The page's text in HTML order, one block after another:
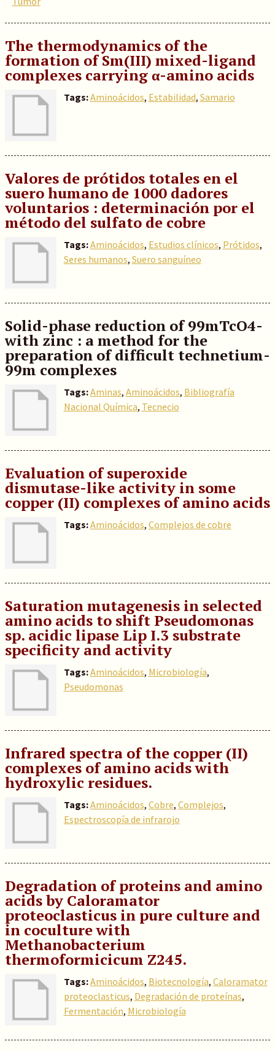
The thermodynamics of the
formation of Sm(III) mixed-ligand
complexes carrying α-amino acids
Tags:Aminoácidos, Estabilidad, Samario
Valores de prótidos totales en el
suero humano de 1000 dadores
voluntarios : determinación por el
método del sulfato de cobre
Tags:Aminoácidos, Estudios clínicos, Prótidos,
Seres humanos, Suero sanguíneo
Solid-phase reduction of 99mTcO4-
with zinc : a method for the
preparation of difficult technetium-
99m complexes
Tags:Aminas, Aminoácidos, Bibliografía
Nacional Química, Tecnecio
Evaluation of superoxide
dismutase-like activity in some
copper (II) complexes of amino acids
Tags:Aminoácidos, Complejos de cobre
Saturation mutagenesis in selected
amino acids to shift Pseudomonas
sp. acidic lipase Lip I.3 substrate
specificity and activity
Tags:Aminoácidos, Microbiología,
Pseudomonas
Infrared spectra of the copper (II)
complexes of amino acids with
hydroxylic residues.
Tags:Aminoácidos, Cobre, Complejos,
Espectroscopía de infrarojo
Degradation of proteins and amino
acids by Caloramator
proteoclasticus in pure culture and
in coculture with
Methanobacterium
thermoformicicum Z245.
Tags:Aminoácidos, Biotecnología, Caloramator
proteoclasticus, Degradación de proteínas,
Fermentación, Microbiología